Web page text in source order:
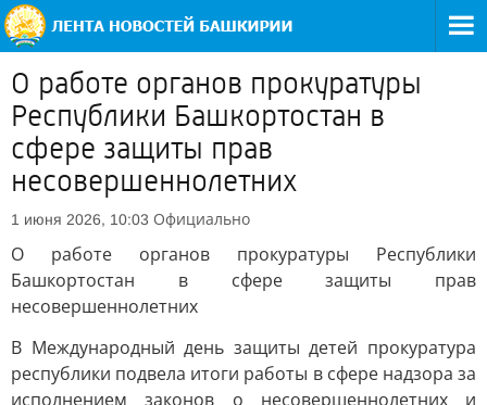
О работе органов прокуратуры
Республики Башкортостан в
сфере защиты прав
несовершеннолетних
1 июня 2026, 10:03 Официально
О работе органов прокуратуры Республики
Башкортостан в сфере защиты прав
несовершеннолетних
В Международный день защиты детей прокуратура
республики подвела итоги работы в сфере надзора за
исполнением законов о несовершеннолетних и